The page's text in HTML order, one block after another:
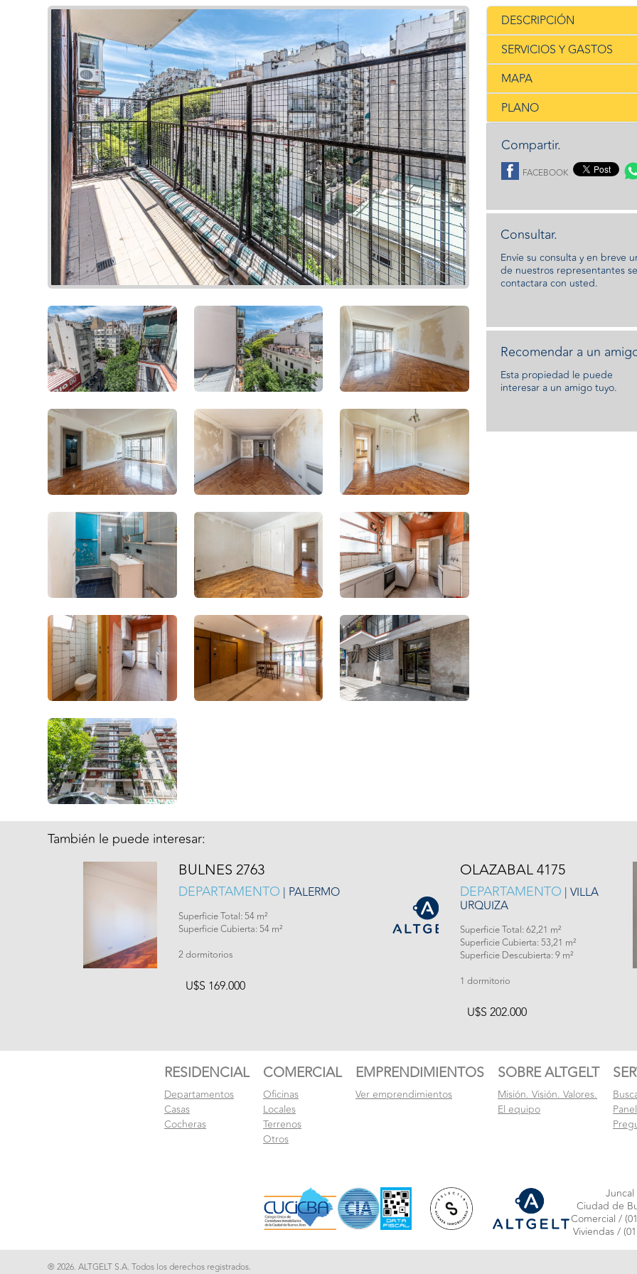
DESCRIPCIÓN
SERVICIOS Y GASTOS
MAPA
PLANO
Compartir.
FACEBOOK
Consultar.
Envíe su consulta y en breve
de nuestros representantes se
contactara con usted.
Recomendar a un
Esta propiedad le puede
interesar a un amigo tuyo.
También le puede interesar:
BULNES 2763
DEPARTAMENTO | PALERMO
Superficie Total: 54 m²
Superficie Cubierta: 54 m²
2 dormitorios
U$S 169.000
OLAZABAL 4175
DEPARTAMENTO | VILLA
URQUIZA
Superficie Total: 62,21 m²
Superficie Cubierta: 53,21 m²
Superficie Descubierta: 9 m²
1 dormitorio
U$S 202.000
RESIDENCIAL
Departamentos
Casas
Cocheras
COMERCIAL
Oficinas
Locales
Terrenos
Otros
EMPRENDIMIENTOS
Ver emprendimientos
SOBRE ALTGELT
Misión. Visión. Valores.
El equipo
Juncal
Ciudad de
Comercial /
Viviendas /
® 2026. ALTGELT S.A. Todos los derechos registrados.